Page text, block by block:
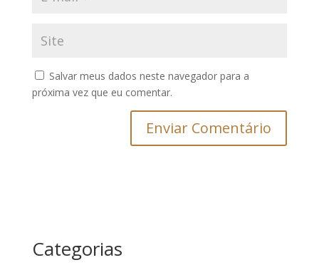
Salvar meus dados neste navegador para a
próxima vez que eu comentar.
Categorias